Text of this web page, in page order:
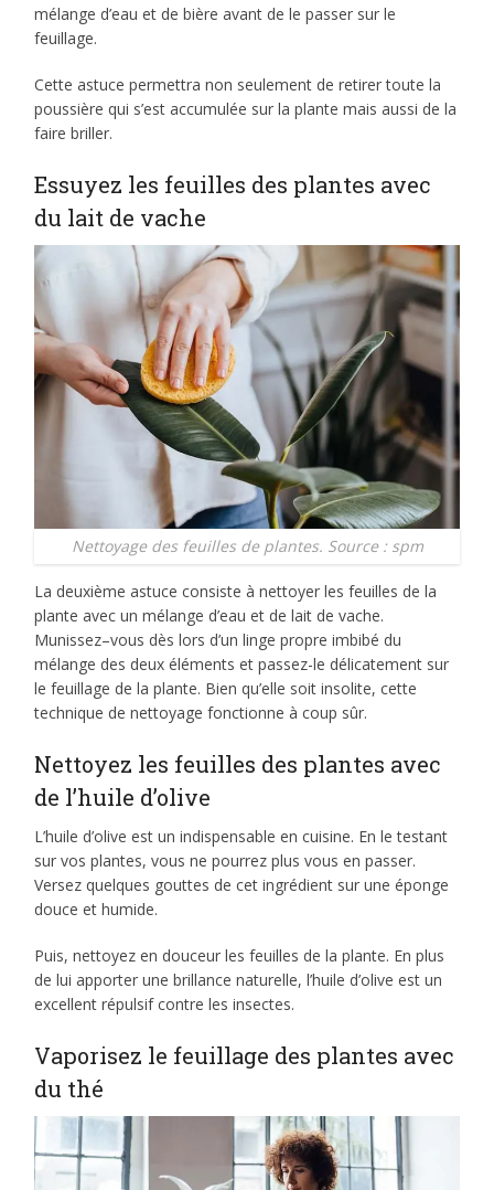
mélange d’eau et de bière avant de le passer sur le
feuillage.
Cette astuce permettra non seulement de retirer toute la
poussière qui s’est accumulée sur la plante mais aussi de la
faire briller.
Essuyez les feuilles des plantes avec
du lait de vache
Nettoyage des feuilles de plantes. Source : spm
La deuxième astuce consiste à nettoyer les feuilles de la
plante avec un mélange d’eau et de lait de vache.
Munissez–vous dès lors d’un linge propre imbibé du
mélange des deux éléments et passez-le délicatement sur
le feuillage de la plante. Bien qu’elle soit insolite, cette
technique de nettoyage fonctionne à coup sûr.
Nettoyez les feuilles des plantes avec
de l’huile d’olive
L’huile d’olive est un indispensable en cuisine. En le testant
sur vos plantes, vous ne pourrez plus vous en passer.
Versez quelques gouttes de cet ingrédient sur une éponge
douce et humide.
Puis, nettoyez en douceur les feuilles de la plante. En plus
de lui apporter une brillance naturelle, l’huile d’olive est un
excellent répulsif contre les insectes.
Vaporisez le feuillage des plantes avec
du thé